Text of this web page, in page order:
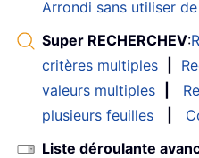
Arrondi sans utiliser
Super RECHERCHEV:
critères multiples
valeurs multiples
plusieurs feuilles
Liste déroulante